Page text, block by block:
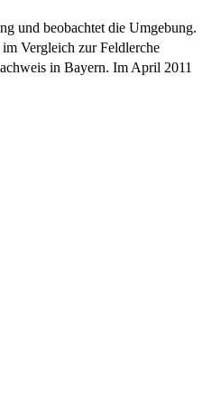
und beobachtet die Umgebung.
Vergleich zur Feldlerche
in Bayern. Im April 2011